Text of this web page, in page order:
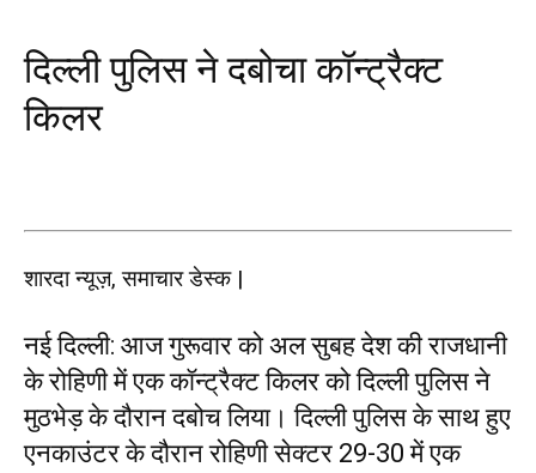
दिल्ली पुलिस ने दबोचा कॉन्ट्रैक्ट
किलर
शारदा न्यूज़, समाचार डेस्क |
नई दिल्ली: आज गुरूवार को अल सुबह देश की राजधानी
के रोहिणी में एक कॉन्ट्रैक्ट किलर को दिल्ली पुलिस ने
मुठभेड़ के दौरान दबोच लिया। दिल्ली पुलिस के साथ हुए
एनकाउंटर के दौरान रोहिणी सेक्टर 29-30 में एक